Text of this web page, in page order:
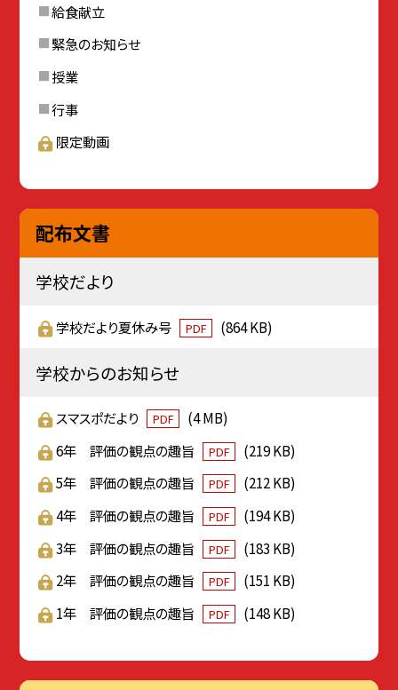
給食献立
緊急のお知らせ
授業
行事
限定動画
配布文書
学校だより
学校だより夏休み号 PDF (864 KB)
学校からのお知らせ
スマスポだより PDF
(4 MB)
6年 評価の観点の趣旨
PDF
(219 KB)
5年 評価の観点の趣旨
PDF
(212 KB)
4年 評価の観点の趣旨
PDF
(194 KB)
3年 評価の観点の趣旨
PDF
(183 KB)
2年 評価の観点の趣旨
PDF
(151 KB)
1年 評価の観点の趣旨
PDF (148 KB)